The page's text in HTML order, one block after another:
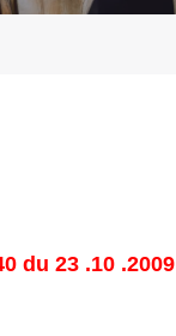
du 23 .10 .2009